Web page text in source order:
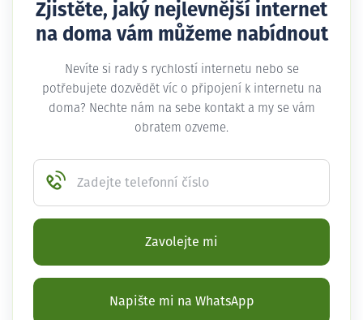
Zjistěte, jaký nejlevnější internet
na doma vám můžeme nabídnout
Nevíte si rady s rychlostí internetu nebo se
potřebujete dozvědět víc o připojení k internetu na
doma? Nechte nám na sebe kontakt a my se vám
obratem ozveme.
Zadejte telefonní číslo
Zavolejte mi
Napište mi na WhatsApp